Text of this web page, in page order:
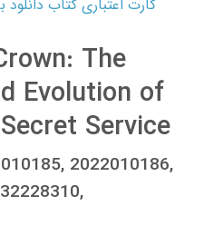
The
Evolution of
Service
2022010186,